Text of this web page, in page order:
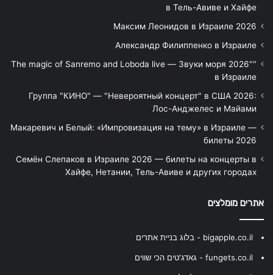
в Тель-Авиве и Хайфе
Максим Леонидов в Израиле 2026
Александр Филиппенко в Израиле
"The magic of Sanremo and Loboda live — Звуки моря 2026"
в Израиле
Группа "КИНО" — "Невероятный концерт" в США 2026:
Лос-Анджелес и Майами
Макаревич и Белый: «Импровизация на тему» в Израиле —
билеты 2026
Семён Слепаков в Израиле 2026 — билеты на концерты в
Хайфе, Нетании, Тель-Авиве и других городах
אתרים מומלצים
bigapple.co.il - בלוג בניית אתרים
fungets.co.il - גאדג'טים הכי שווים